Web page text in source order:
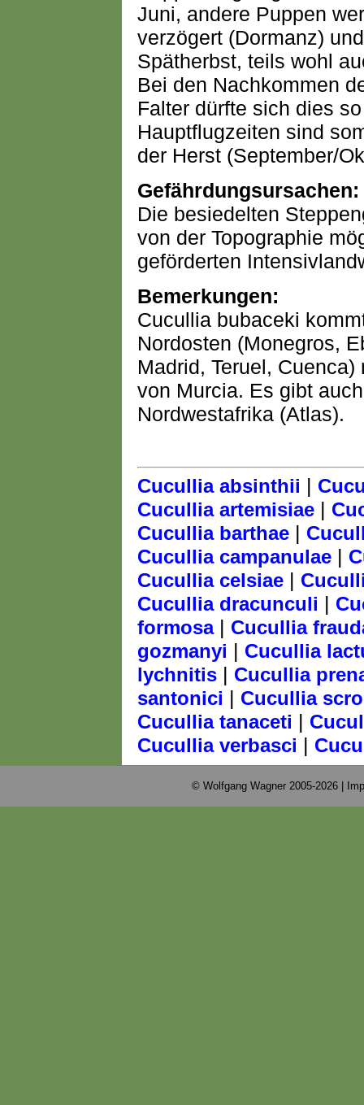
Juni, andere Puppen
verzögert (Dormanz)
Spätherbst, teils wohl
Bei den Nachkommen
Falter dürfte sich dies
Hauptflugzeiten sind
der Herst (September/
Gefährdungsursachen:
Die besiedelten
von der Topographie
geförderten
Bemerkungen:
Cucullia bubaceki
Nordosten (Monegros,
Madrid, Teruel,
von Murcia. Es gibt
Nordwestafrika (Atlas).
Cucullia absinthii |
Cucullia artemisiae |
Cucullia barthae |
Cucullia campanulae |
Cucullia celsiae |
Cucullia dracunculi |
formosa| Cucullia
gozmanyi | Cucullia
lychnitis | Cucullia
santonici | Cucullia
Cucullia tanaceti |
Cucullia verbasci |
© Wolfgang Wagner 2005-2026 |